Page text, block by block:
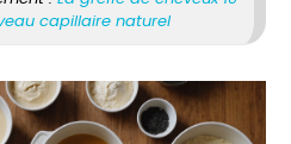
capillaire naturel